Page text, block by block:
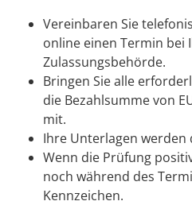
Vereinbaren Sie
online einen Termin bei
Zulassungsbehörde.
Bringen Sie alle
die Bezahlsumme von
mit.
Ihre Unterlagen
Wenn die Prüfung
noch während des
Kennzeichen.